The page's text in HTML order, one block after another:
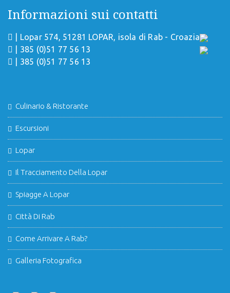
Informazioni sui contatti
| Lopar 574, 51281 LOPAR, isola di Rab - Croazia
| 385 (0)51 77 56 13
| 385 (0)51 77 56 13
Culinario & Ristorante
Escursioni
Lopar
Il Tracciamento Della Lopar
Spiagge A Lopar
Città Di Rab
Come Arrivare A Rab?
Galleria Fotografica